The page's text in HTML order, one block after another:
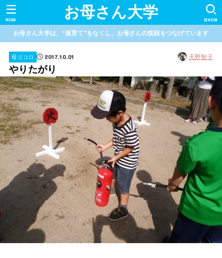
お母さん大学 SEARCH
MENU
お母さん大学は、“孤育て”をなくし、お母さんの笑顔をつなげています
母ゴコロ 2017.10.01 天野智子
やりたがり